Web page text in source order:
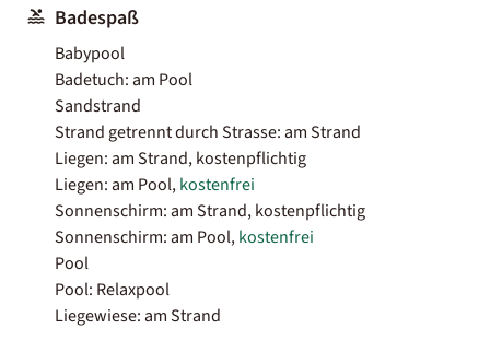
Badespaß
Babypool
Badetuch: am Pool
Sandstrand
Strand getrennt durch Strasse: am Strand
Liegen: am Strand, kostenpflichtig
Liegen: am Pool,kostenfrei
Sonnenschirm: am Strand, kostenpflichtig
Sonnenschirm: am Pool,kostenfrei
Pool
Pool: Relaxpool
Liegewiese: am Strand